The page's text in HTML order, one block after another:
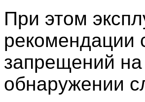
При этом
рекомендации
запрещений
обнаружении